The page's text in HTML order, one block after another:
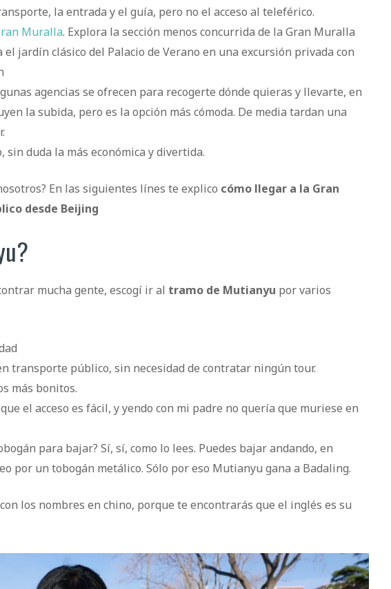
la entrada y el guía, pero no el acceso al teleférico.
Muralla. Explora la sección menos concurrida de la Gran Muralla
jardín clásico del Palacio de Verano en una excursión privada con
agencias se ofrecen para recogerte dónde quieras y llevarte, en
la subida, pero es la opción más cómoda. De media tardan una
duda la más económica y divertida.
En las siguientes línes te explico cómo llegar a la Gran
desde Beijing
mucha gente, escogí ir al tramo de Mutianyu por varios
transporte público, sin necesidad de contratar ningún tour.
más bonitos.
el acceso es fácil, y yendo con mi padre no quería que muriese en
para bajar? Sí, sí, como lo lees. Puedes bajar andando, en
por un tobogán metálico. Sólo por eso Mutianyu gana a Badaling.
los nombres en chino, porque te encontrarás que el inglés es su